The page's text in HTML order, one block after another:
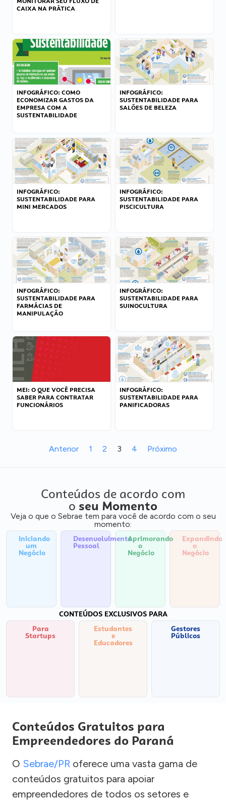
CAIXA NA PRÁTICA
INFOGRÁFICO: COMO
ECONOMIZAR GASTOS DA
EMPRESA COM A
SUSTENTABILIDADE
INFOGRÁFICO:
SUSTENTABILIDADE PARA
SALÕES DE BELEZA
INFOGRÁFICO:
SUSTENTABILIDADE PARA
MINI MERCADOS
INFOGRÁFICO:
SUSTENTABILIDADE PARA
PISCICULTURA
INFOGRÁFICO:
SUSTENTABILIDADE PARA
FARMÁCIAS DE
MANIPULAÇÃO
INFOGRÁFICO:
SUSTENTABILIDADE PARA
SUINOCULTURA
MEI: O QUE VOCÊ PRECISA
SABER PARA CONTRATAR
FUNCIONÁRIOS
INFOGRÁFICO:
SUSTENTABILIDADE PARA
PANIFICADORAS
Anterior 1 2 3 4 Próximo
Conteúdos de acordo com
o seu Momento
Veja o que o Sebrae tem para você de acordo com o seu
momento:
Iniciando
um
Negócio
Desenvolvimento
Pessoal
Aprimorando
o
Negócio
Expandindo
o
Negócio
CONTEÚDOS EXCLUSIVOS PARA
Para
Startups
Estudantes
e
Educadores
Gestores
Públicos
Conteúdos Gratuitos para
Empreendedores do Paraná
O Sebrae/PR oferece uma vasta gama de
conteúdos gratuitos para apoiar
empreendedores de todos os setores e